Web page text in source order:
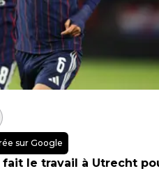
sur Google
fait le travail à Utrecht